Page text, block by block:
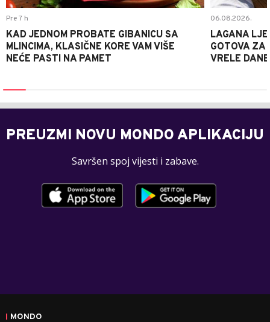
Pre 7 h
KAD JEDNOM PROBATE GIBANICU SA
MLINCIMA, KLASIČNE KORE VAM VIŠE
NEĆE PASTI NA PAMET
06.08.2026.
LAGANA
GOTOVA ZA
VRELE DANE
PREUZMI NOVU MONDO APLIKACIJU
Savršen spoj vijesti i zabave.
MONDO